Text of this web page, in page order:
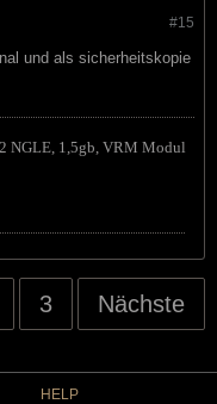
#15
und als sicherheitskopie
NGLE, 1,5gb, VRM Modul
3 Nächste
HELP